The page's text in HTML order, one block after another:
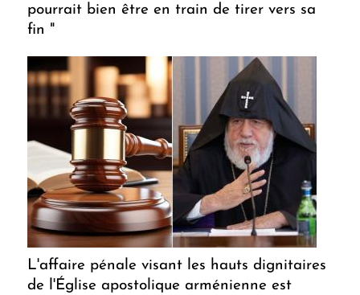
pourrait bien être en train de tirer vers sa
fin "
L'affaire pénale visant les hauts dignitaires
de l'Église apostolique arménienne est